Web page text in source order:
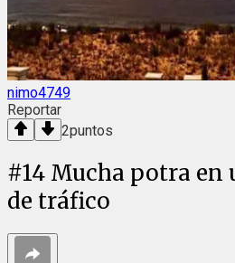
nimo4749
Reportar
2puntos
#14 Mucha potra en
de tráfico